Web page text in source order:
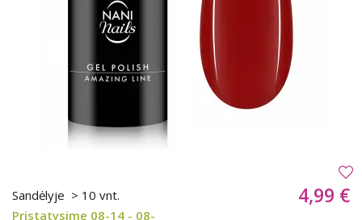
Sandėlyje > 10 vnt.
Pristatysime 08-14 - 08-
4,99 €